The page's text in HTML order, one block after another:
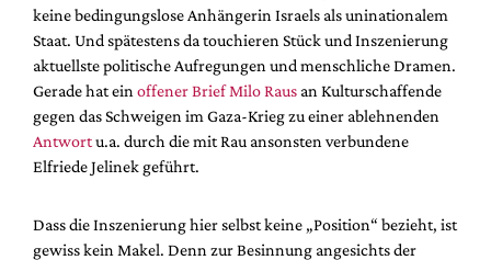
keine bedingungslose Anhängerin Israels als uninationalem
Staat. Und spätestens da touchieren Stück und Inszenierung
aktuellste politische Aufregungen und menschliche Dramen.
Gerade hat ein offener Brief Milo Raus an Kulturschaffende
gegen das Schweigen im Gaza-Krieg zu einer ablehnenden
Antwortu.a. durch die mit Rau ansonsten verbundene
Elfriede Jelinek geführt.
Dass die Inszenierung hier selbst keine „Position“ bezieht, ist
gewiss kein Makel. Denn zur Besinnung angesichts der